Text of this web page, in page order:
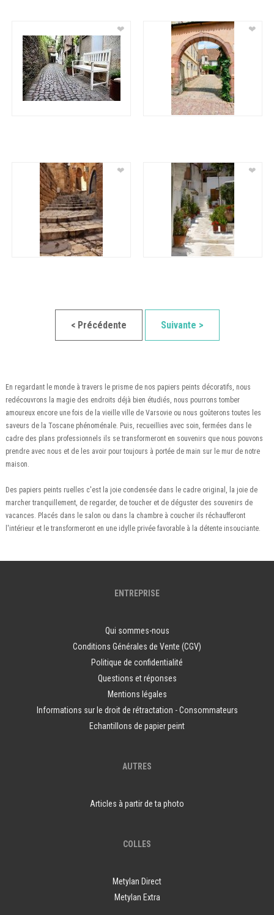
❤ ❤
❤ ❤
< Précédente Suivante >
En regardant le monde à travers le prisme de nos papiers peints décoratifs, nous
redécouvrons la magie des endroits déjà bien étudiés, nous pourrons tomber
amoureux encore une fois de la vieille ville de Varsovie ou nous goûterons toutes les
saveurs de la Toscane phénoménale. Puis, recueillies avec soin, fermées dans le
cadre des plans professionnels ils se transformeront en souvenirs que nous pouvons
prendre avec nous et de les avoir pour toujours à portée de main sur le mur de notre
maison.
Des papiers peints ruelles c'est la joie condensée dans le cadre original, la joie de
marcher tranquillement, de regarder, de toucher et de déguster des souvenirs de
vacances. Placés dans le salon ou dans la chambre à coucher ils réchaufferont
l'intérieur et le transformeront en une idylle privée favorable à la détente insouciante.
ENTREPRISE
Qui sommes-nous
Conditions Générales de Vente (CGV)
Politique de confidentialité
Questions et réponses
Mentions légales
Informations sur le droit de rétractation - Consommateurs
Echantillons de papier peint
AUTRES
Articles à partir de ta photo
COLLES
Metylan Direct
Metylan Extra